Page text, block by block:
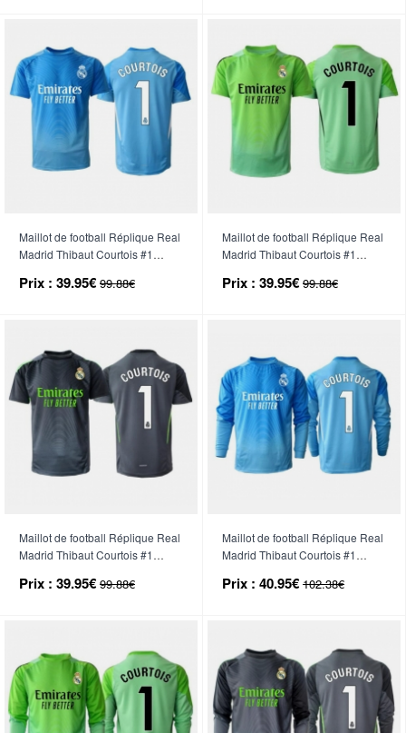
Maillot de football Réplique Real
Madrid Thibaut Courtois #1
Manche Courte
Prix : 39.95€ 99.88€
Maillot de football Réplique Real
Madrid Thibaut Courtois #1
26 Manche Courte
Prix : 39.95€ 99.88€
Maillot de football Réplique Real
Madrid Thibaut Courtois #1
26 Manche Courte
Prix : 39.95€ 99.88€
Maillot de football Réplique Real
Madrid Thibaut Courtois #1
Manche Longue
Prix : 40.95€ 102.38€